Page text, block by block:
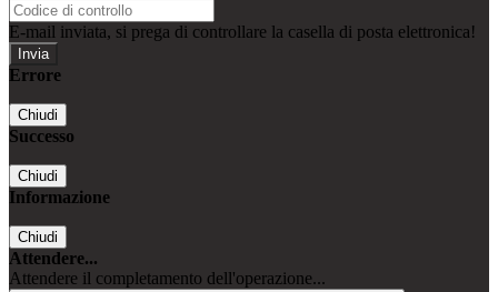
E-mail inviata, si prega di controllare la casella di posta elettronica!
Errore
Chiudi
Successo
Chiudi
Informazione
Chiudi
Attendere...
Attendere il completamento dell'operazione...